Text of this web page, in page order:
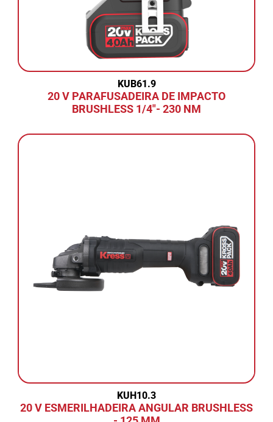
KUB61.9
20 V PARAFUSADEIRA DE IMPACTO
BRUSHLESS 1/4"- 230 NM
KUH10.3
20 V ESMERILHADEIRA ANGULAR BRUSHLESS